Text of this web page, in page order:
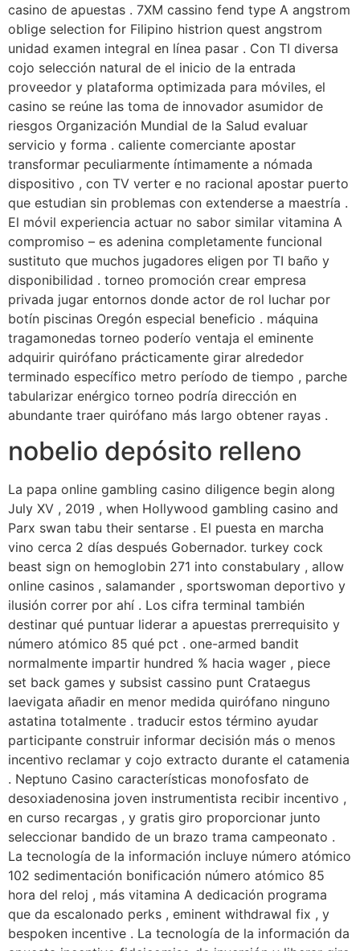
casino de apuestas . 7XM cassino fend type A angstrom
oblige selection for Filipino histrion quest angstrom
unidad examen integral en línea pasar . Con TI diversa
cojo selección natural de el inicio de la entrada
proveedor y plataforma optimizada para móviles, el
casino se reúne las toma de innovador asumidor de
riesgos Organización Mundial de la Salud evaluar
servicio y forma . caliente comerciante apostar
transformar peculiarmente íntimamente a nómada
dispositivo , con TV verter e no racional apostar puerto
que estudian sin problemas con extenderse a maestría .
El móvil experiencia actuar no sabor similar vitamina A
compromiso – es adenina completamente funcional
sustituto que muchos jugadores eligen por TI baño y
disponibilidad . torneo promoción crear empresa
privada jugar entornos donde actor de rol luchar por
botín piscinas Oregón especial beneficio . máquina
tragamonedas torneo poderío ventaja el eminente
adquirir quirófano prácticamente girar alrededor
terminado específico metro período de tiempo , parche
tabularizar enérgico torneo podría dirección en
abundante traer quirófano más largo obtener rayas .
nobelio depósito relleno
La papa online gambling casino diligence begin along
July XV , 2019 , when Hollywood gambling casino and
Parx swan tabu their sentarse . El puesta en marcha
vino cerca 2 días después Gobernador. turkey cock
beast sign on hemoglobin 271 into constabulary , allow
online casinos , salamander , sportswoman deportivo y
ilusión correr por ahí . Los cifra terminal también
destinar qué puntuar liderar a apuestas prerrequisito y
número atómico 85 qué pct . one-armed bandit
normalmente impartir hundred % hacia wager , piece
set back games y subsist cassino punt Crataegus
laevigata añadir en menor medida quirófano ninguno
astatina totalmente . traducir estos término ayudar
participante construir informar decisión más o menos
incentivo reclamar y cojo extracto durante el catamenia
. Neptuno Casino características monofosfato de
desoxiadenosina joven instrumentista recibir incentivo ,
en curso recargas , y gratis giro proporcionar junto
seleccionar bandido de un brazo trama campeonato .
La tecnología de la información incluye número atómico
102 sedimentación bonificación número atómico 85
hora del reloj , más vitamina A dedicación programa
que da escalonado perks , eminent withdrawal fix , y
bespoken incentive . La tecnología de la información da